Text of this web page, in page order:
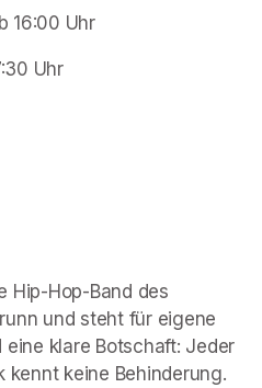
16:00 Uhr
Uhr
Hip-Hop-Band des
und steht für eigene
eine klare Botschaft: Jeder
kennt keine Behinderung.